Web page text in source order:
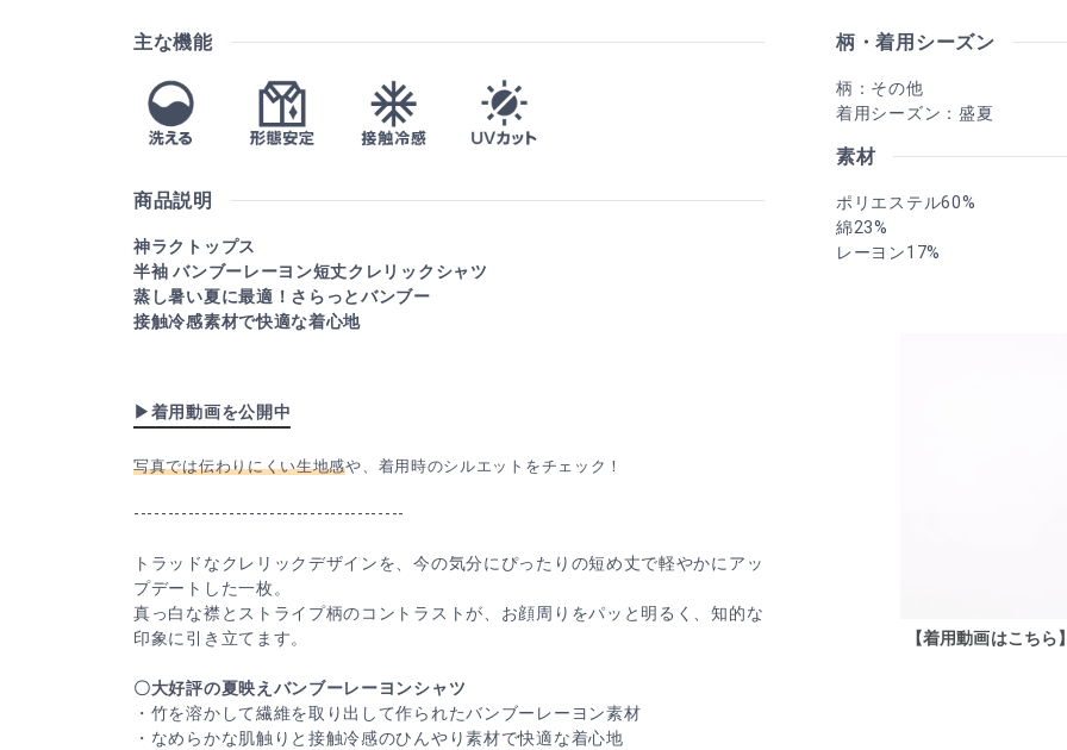
主な機能
商品説明
神ラクトップス
半袖 バンブーレーヨン短丈クレリックシャツ
蒸し暑い夏に最適！さらっとバンブー
接触冷感素材で快適な着心地
▶着用動画を公開中
写真では伝わりにくい生地感や、着用時のシルエットをチェック！
----------------------------------------
トラッドなクレリックデザインを、今の気分にぴったりの短め丈で軽やかにアッ
プデートした一枚。
真っ白な襟とストライプ柄のコントラストが、お顔周りをパッと明るく、知的な
印象に引き立てます。
〇大好評の夏映えバンブーレーヨンシャツ
・竹を溶かして繊維を取り出して作られたバンブーレーヨン素材
・なめらかな肌触りと接触冷感のひんやり素材で快適な着心地
柄・着用シーズン
柄：その他
着用シーズン：盛夏
素材
ポリエステル60%
綿23%
レーヨン17%
【着用動画はこち